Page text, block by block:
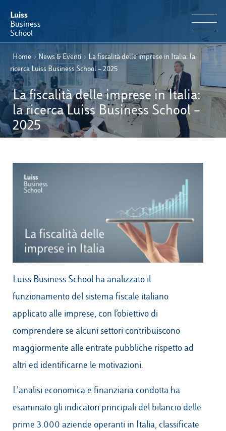
Luiss
Business
School
IT EN
Offerta Formativa
Perché Luiss Business School
Faculty & Ricerca
Operation & Students’ Experience
Roma
Milano
Belluno
Amsterdam
Dubai
Home › News & Eventi › La fiscalità delle imprese in Italia: la
ricerca Luiss Business School – 2025
La fiscalità delle imprese in Italia:
la ricerca Luiss Business School –
2025
Luiss Business School ha analizzato il
funzionamento del sistema fiscale italiano
applicato alle imprese, con l’obiettivo di
comprendere se alcuni settori contribuiscono
maggiormente alle entrate pubbliche rispetto ad
altri ed identificarne le motivazioni.
L’analisi economica e finanziaria condotta ha
esaminato gli indicatori principali del bilancio delle
prime 3.000 aziende operanti in Italia, classificate